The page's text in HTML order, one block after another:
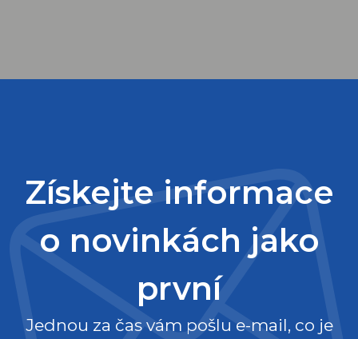
Získejte informace
o novinkách jako
první
Jednou za čas vám pošlu e-mail, co je